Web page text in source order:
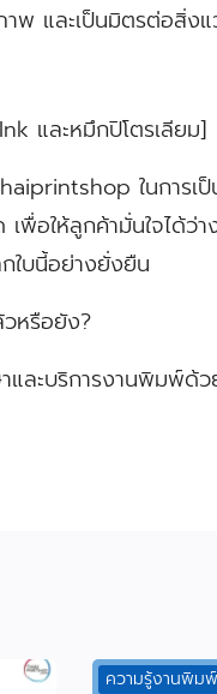
พ และเป็นมิตรต่อสิ่ง
และหมึกปิโตรเลียม]
ในการเ
พื่อให้ลูกค้ามั่นใจได้ว่
ใบนี้อย่างยั่งยืน
หรือยัง?
ละบริการงานพิมพ์ด้ว
ความรู้งานพิมพ์